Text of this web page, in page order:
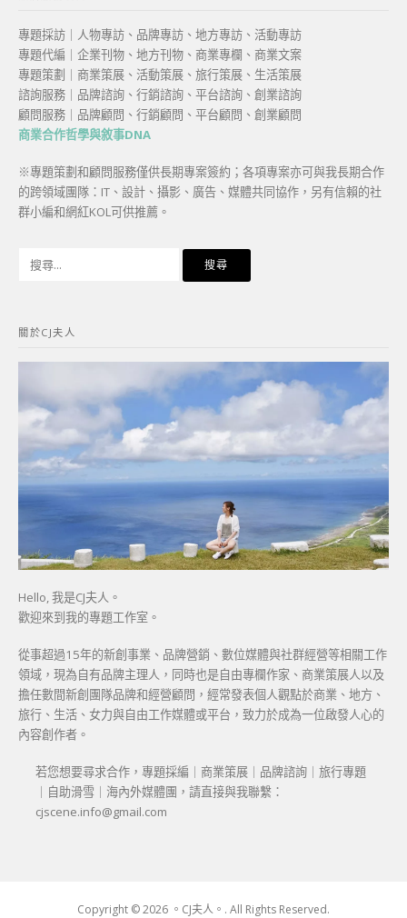
專題採訪｜人物專訪、品牌專訪、地方專訪、活動專訪
專題代編｜企業刊物、地方刊物、商業專欄、商業文案
專題策劃｜商業策展、活動策展、旅行策展、生活策展
諮詢服務｜品牌諮詢、行銷諮詢、平台諮詢、創業諮詢
顧問服務｜品牌顧問、行銷顧問、平台顧問、創業顧問
商業合作哲學與敘事DNA
※專題策劃和顧問服務僅供長期專案簽約；各項專案亦可與我長期合作
的跨領域團隊：IT、設計、攝影、廣告、媒體共同協作，另有信賴的社
群小編和網紅KOL可供推薦。
字:
關於CJ夫人
Hello, 我是CJ夫人。
歡迎來到我的專題工作室。
從事超過15年的新創事業、品牌營銷、數位媒體與社群經營等相關工作
領域，現為自有品牌主理人，同時也是自由專欄作家、商業策展人以及
擔任數間新創團隊品牌和經營顧問，經常發表個人觀點於商業、地方、
旅行、生活、女力與自由工作媒體或平台，致力於成為一位啟發人心的
內容創作者。
若您想要尋求合作，專題採編｜商業策展｜品牌諮詢｜旅行專題
｜自助滑雪｜海內外媒體團，請直接與我聯繫：
cjscene.info@gmail.com
Copyright © 2026 。CJ夫人。. All Rights Reserved.